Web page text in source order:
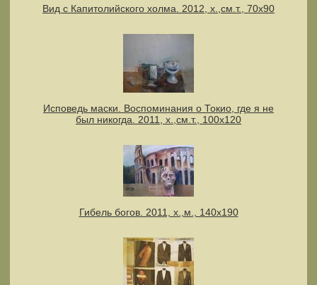
Вид с Капитолийского холма. 2012, х.,см.т., 70х90
Исповедь маски. Воспоминания о Токио, где я не
был никогда. 2011, х.,см.т., 100х120
Гибель богов. 2011, х.,м., 140х190